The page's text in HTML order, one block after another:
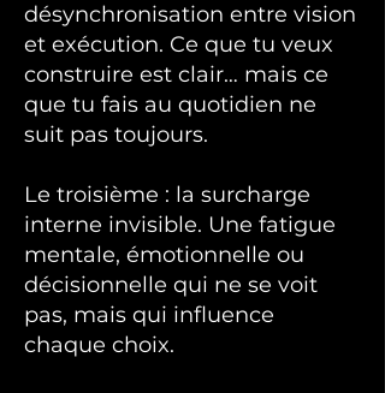
désynchronisation entre vision
et exécution. Ce que tu veux
construire est clair… mais ce
que tu fais au quotidien ne
suit pas toujours.
Le troisième : la surcharge
interne invisible. Une fatigue
mentale, émotionnelle ou
décisionnelle qui ne se voit
pas, mais qui influence
chaque choix.